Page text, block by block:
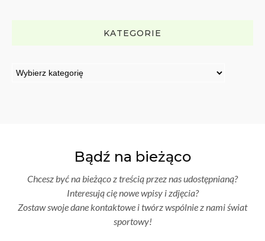
KATEGORIE
Bądź na bieżąco
Chcesz być na bieżąco z treścią przez nas udostępnianą?
Interesują cię nowe wpisy i zdjęcia?
Zostaw swoje dane kontaktowe i twórz wspólnie z nami świat
sportowy!